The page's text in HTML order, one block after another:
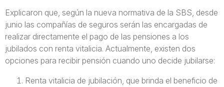
Explicaron que, según la nueva normativa de la SBS, desde
junio las compañías de seguros serán las encargadas de
realizar directamente el pago de las pensiones a los
jubilados con renta vitalicia. Actualmente, existen dos
opciones para recibir pensión cuando uno decide jubilarse:
Renta vitalicia de jubilación, que brinda el beneficio de